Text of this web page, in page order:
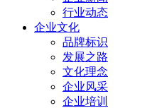
行业动态
企业文化
品牌标识
发展之路
文化理念
企业风采
企业培训